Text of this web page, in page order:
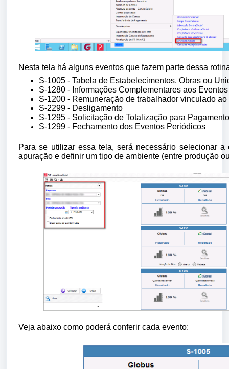
Nesta tela há alguns eventos que fazem parte dessa
S-1005 - Tabela de Estabelecimentos, Obras ou
S-1280 - Informações Complementares aos
S-1200 - Remuneração de trabalhador vinculado
S-2299 - Desligamento
S-1295 - Solicitação de Totalização para
S-1299 - Fechamento dos Eventos Periódicos
Para se utilizar essa tela, será necessário selecionar
apuração e definir um tipo de ambiente (entre produção
Veja abaixo como poderá conferir cada evento: